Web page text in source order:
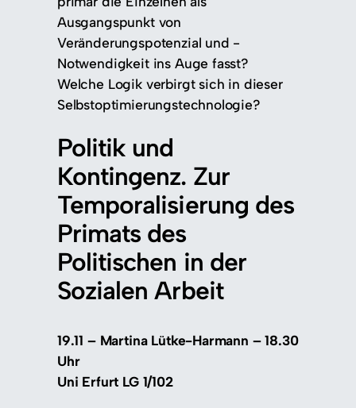
Ausgangspunkt von
Veränderungspotenzial und -
Notwendigkeit ins Auge fasst?
Welche Logik verbirgt sich in dieser
Selbstoptimierungstechnologie?
Politik und
Kontingenz. Zur
Temporalisierung des
Primats des
Politischen in der
Sozialen Arbeit
19.11 – Martina Lütke-Harmann – 18.30
Uhr
Uni Erfurt LG 1/102